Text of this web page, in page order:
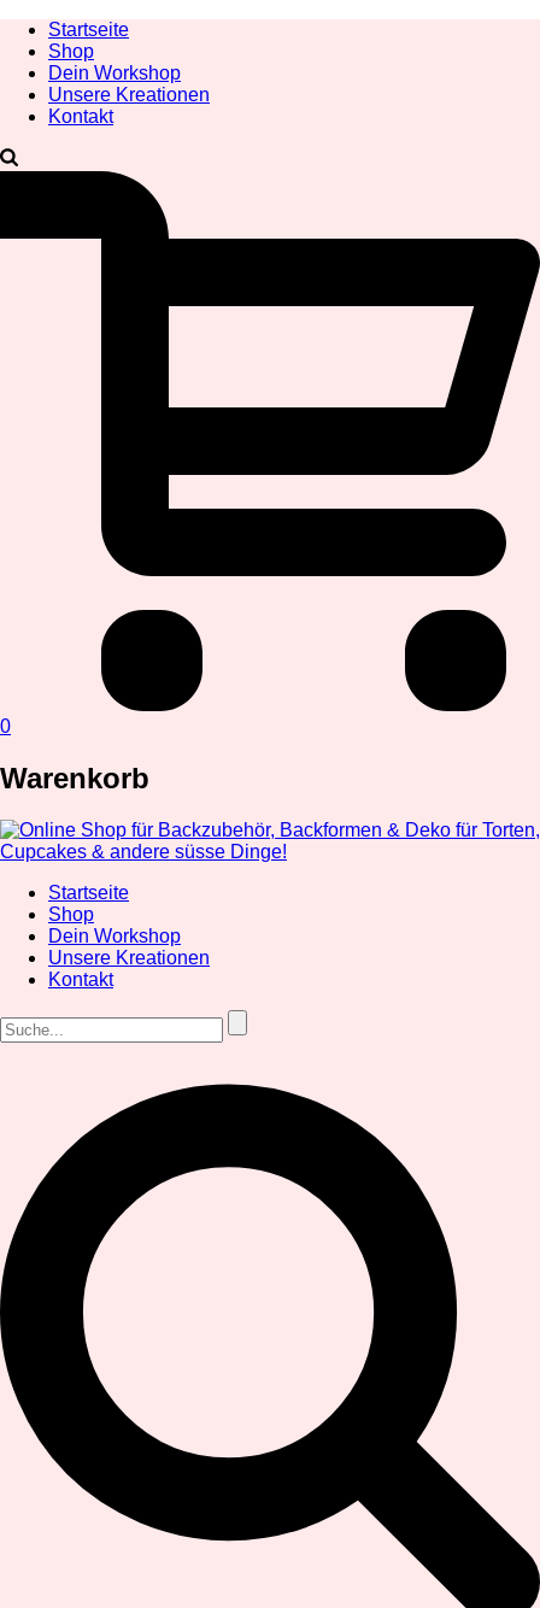
Startseite
Shop
Dein Workshop
Unsere Kreationen
Kontakt
0
Warenkorb
Startseite
Shop
Dein Workshop
Unsere Kreationen
Kontakt